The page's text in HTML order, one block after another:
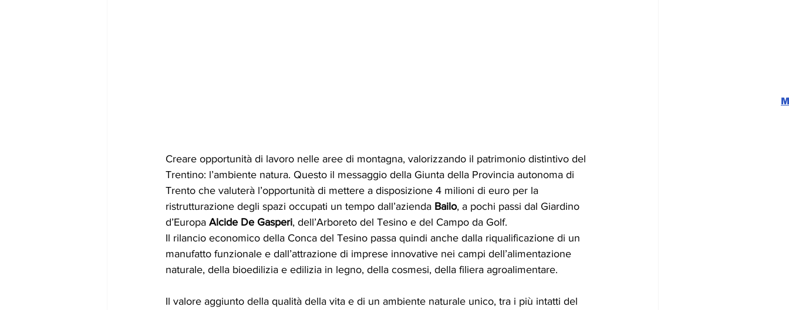
Creare opportunità di lavoro nelle aree di montagna, valorizzando il patrimonio distintivo del
Trentino: l’ambiente natura. Questo il messaggio della Giunta della Provincia autonoma di
Trento che valuterà l’opportunità di mettere a disposizione 4 milioni di euro per la
ristrutturazione degli spazi occupati un tempo dall’azienda Bailo, a pochi passi dal Giardino
d’Europa Alcide De Gasperi, dell’Arboreto del Tesino e del Campo da Golf.
Il rilancio economico della Conca del Tesino passa quindi anche dalla riqualificazione di un
manufatto funzionale e dall’attrazione di imprese innovative nei campi dell’alimentazione
naturale, della bioedilizia e edilizia in legno, della cosmesi, della filiera agroalimentare.
Il valore aggiunto della qualità della vita e di un ambiente naturale unico, tra i più intatti del